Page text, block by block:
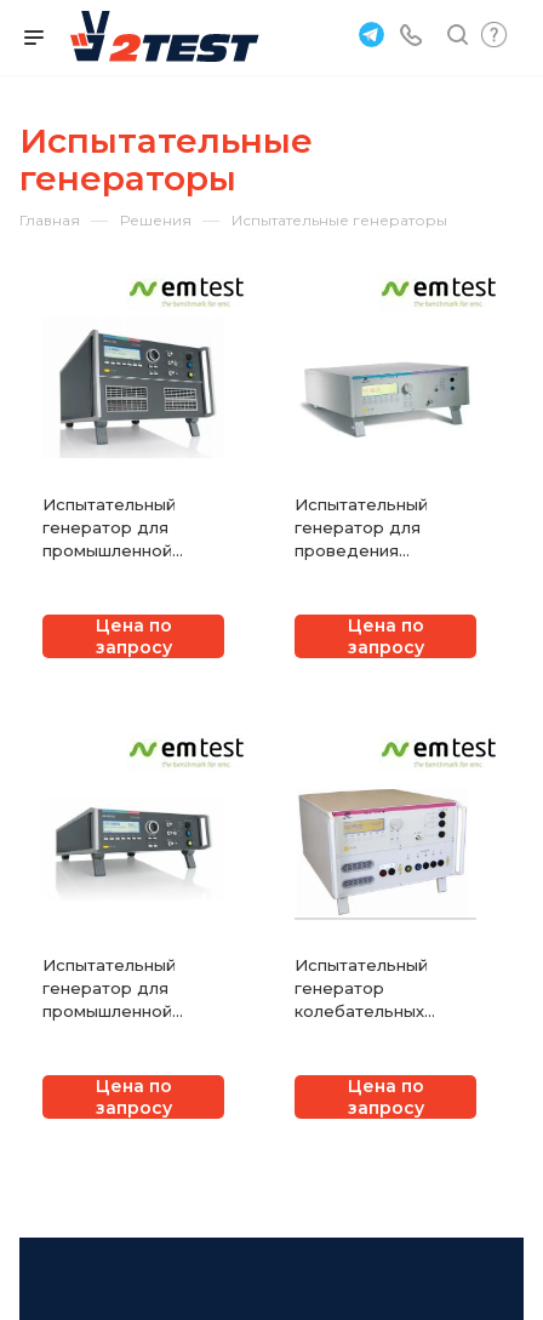
Испытательные
генераторы
Главная — Решения — Испытательные генераторы
Испытательный
генератор для
промышленной
Цена по
запросу
Испытательный
генератор для
проведения
электроники EM
TEST UCS 200M
Цена по
запросу
Испытательный
генератор для
промышленной
Цена по
запросу
Испытательный
генератор
колебательных
Цена по
запросу